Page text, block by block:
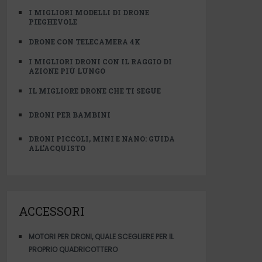
I MIGLIORI MODELLI DI DRONE
PIEGHEVOLE
DRONE CON TELECAMERA 4K
I MIGLIORI DRONI CON IL RAGGIO DI
AZIONE PIÙ LUNGO
IL MIGLIORE DRONE CHE TI SEGUE
DRONI PER BAMBINI
DRONI PICCOLI, MINI E NANO: GUIDA
ALL’ACQUISTO
ACCESSORI
MOTORI PER DRONI, QUALE SCEGLIERE PER IL
PROPRIO QUADRICOTTERO